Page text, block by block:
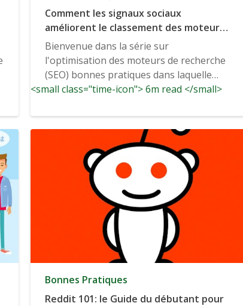
Comment les signaux sociaux
améliorent le classement des moteurs
de recherche
Bienvenue dans la série sur
l'optimisation des moteurs de recherche
(SEO) bonnes pratiques dans laquelle
nous discutons de conseils sur...
<small class="time-icon"> 6m read </small>
Bonnes Pratiques
Reddit 101: le Guide du débutant pour